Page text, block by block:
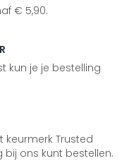
€ 5,90.
kun je je bestelling
Trusted
bij ons kunt bestellen.